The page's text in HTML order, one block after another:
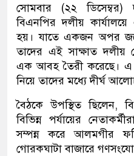
সোমবার (২২ ডিসেম্বর)
বিএনপির দলীয়
হয়। যাতে একজন অপর
তাদের এই সাক্ষাত দলীয়
এক আবহ তৈরী করেছে। এ
নিয়ে তাদের মধ্যে দীর্ঘ
বৈঠকে উপস্থিত ছিলেন,
বিভিন্ন পর্যায়ের
সম্পন্ন করে আলমগীর
গোরকঘাটা বাজারে